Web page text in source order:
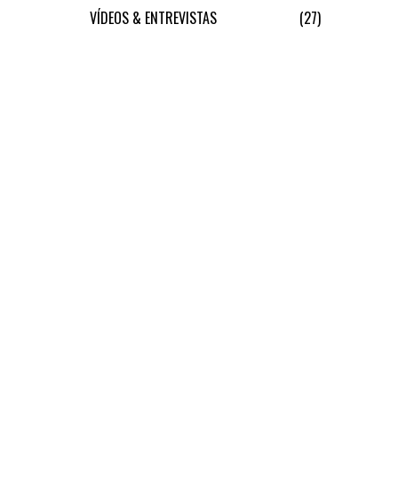
VÍDEOS & ENTREVISTAS
27